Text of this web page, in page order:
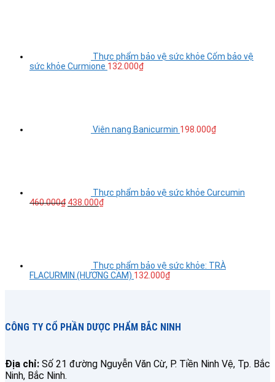
Thực phẩm bảo vệ sức khỏe Cốm bảo vệ
sức khỏe Curmione 132.000₫
Viên nang Banicurmin 198.000₫
Thực phẩm bảo vệ sức khỏe Curcumin
460.000₫ 438.000₫
Thực phẩm bảo vệ sức khỏe: TRÀ
FLACURMIN (HƯƠNG CAM) 132.000₫
CÔNG TY CỔ PHẦN DƯỢC PHẨM BẮC NINH
Địa chỉ: Số 21 đường Nguyễn Văn Cừ, P. Tiền Ninh Vệ, Tp. Bắc
Ninh, Bắc Ninh.